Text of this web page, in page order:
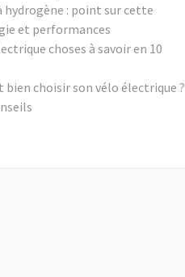
hydrogène : point sur cette
et performances
choses à savoir en 10
bien choisir son vélo électrique ?